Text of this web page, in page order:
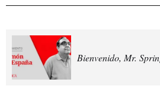
Bienvenido, Mr.